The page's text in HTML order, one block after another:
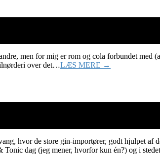
men for mig er rom og cola forbundet
over det…LÆS MERE →
hvor de store gin-importører, godt hjulpet af
dag (jeg mener, hvorfor kun én?) og i